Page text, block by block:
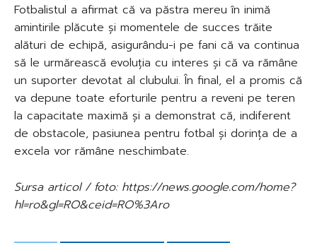
Fotbalistul a afirmat că va păstra mereu în inimă
amintirile plăcute și momentele de succes trăite
alături de echipă, asigurându-i pe fani că va continua
să le urmărească evoluția cu interes și că va rămâne
un suporter devotat al clubului. În final, el a promis că
va depune toate eforturile pentru a reveni pe teren
la capacitate maximă și a demonstrat că, indiferent
de obstacole, pasiunea pentru fotbal și dorința de a
excela vor rămâne neschimbate.
Sursa articol / foto: https://news.google.com/home?
hl=ro&gl=RO&ceid=RO%3Aro